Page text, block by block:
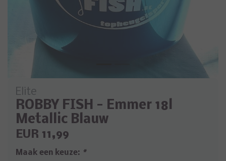
Elite
ROBBY FISH - Emmer 18l
Metallic Blauw
EUR 11,99
Maak een keuze: *